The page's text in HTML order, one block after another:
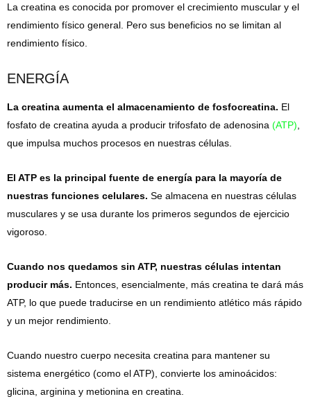
La creatina es conocida por promover el crecimiento muscular y el
rendimiento físico general. Pero sus beneficios no se limitan al
rendimiento físico.
ENERGÍA
La creatina aumenta el almacenamiento de fosfocreatina. El
fosfato de creatina ayuda a producir trifosfato de adenosina (ATP)
que impulsa muchos procesos en nuestras células.
El ATP es la principal fuente de energía para la mayoría de
nuestras funciones celulares. Se almacena en nuestras células
musculares y se usa durante los primeros segundos de ejercicio
vigoroso.
Cuando nos quedamos sin ATP, nuestras células intentan
producir más. Entonces, esencialmente, más creatina te dará más
ATP, lo que puede traducirse en un rendimiento atlético más rápido
y un mejor rendimiento.
Cuando nuestro cuerpo necesita creatina para mantener su
sistema energético (como el ATP), convierte los aminoácidos:
glicina, arginina y metionina en creatina.